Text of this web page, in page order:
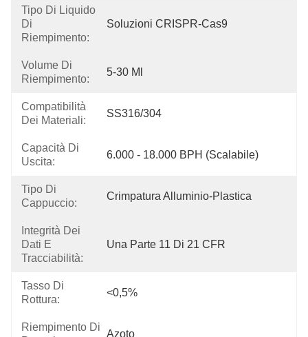
Tipo Di Liquido
Di
Riempimento:
Soluzioni CRISPR-Cas9
Volume Di
Riempimento:
5-30 Ml
Compatibilità
Dei Materiali:
SS316/304
Capacità Di
Uscita:
6.000 - 18.000 BPH (scalabile)
Tipo Di
Cappuccio:
Crimpatura Alluminio-Plastica
Integrità Dei
Dati E
Tracciabilità:
Una Parte 11 Di 21 CFR
Tasso Di
Rottura:
<0,5%
Riempimento Di
Azoto